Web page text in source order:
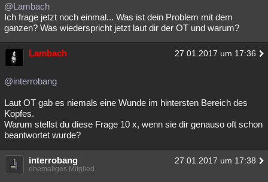
@Lambach
Ich frage jetzt noch einmal... Was ist dein Problem mit dem
ganzen? Was wiederspricht jetzt laut dir der OT und warum?
Lambach 27.01.2017 um 17:36
@interrobang
Laut OT gab es niemals eine Wunde im hintersten Bereich des
Kopfes.
Warum stellst du diese Frage 10 x, wenn sie dir genauso oft schon
beantwortet wurde?
interrobang 27.01.2017 um 17:38
ehemaliges Mitglied